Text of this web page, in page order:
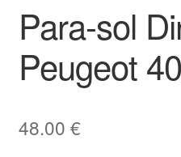
Sobre nós
Termos e Condições
Para-sol
Peugeot
48.00 €